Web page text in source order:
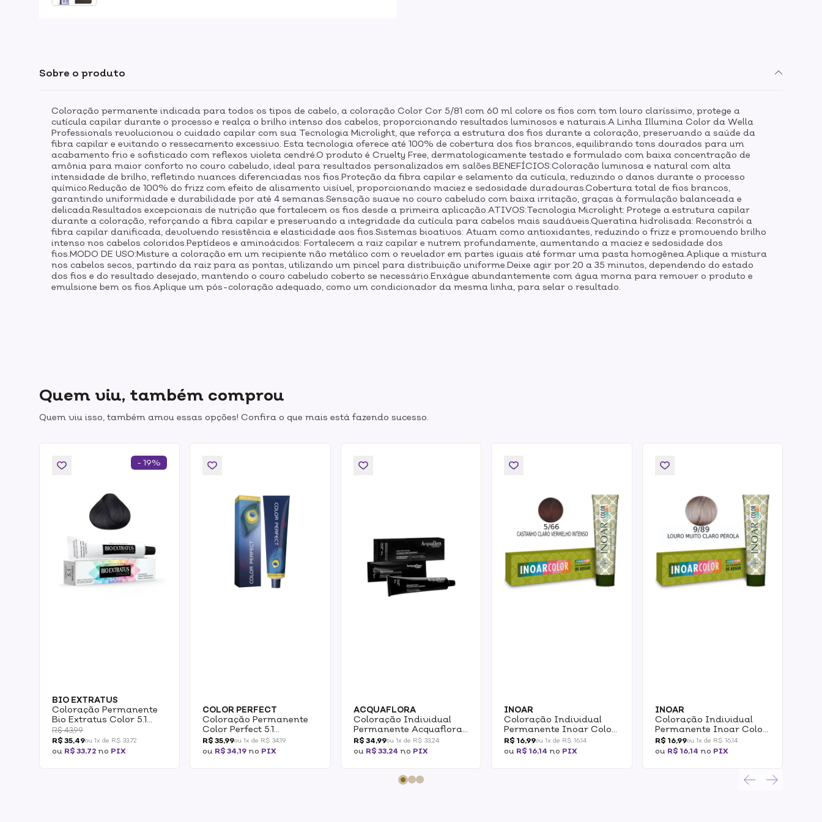
35 minutos, dependendo do estado dos fios e do resultado desejado, mantendo
o couro cabeludo coberto se necessário.Enxágue abundantemente com água
morna para remover o produto e emulsione bem os fios.Aplique um pós-
coloração adequado, como um condicionador da mesma linha, para selar o
resultado.
Sobre o produto
Coloração permanente indicada para todos os tipos de cabelo, a coloração Color Cor 5/81 com 60 ml colore os fios com tom louro claríssimo, protege a
cutícula capilar durante o processo e realça o brilho intenso dos cabelos, proporcionando resultados luminosos e naturais.A Linha Illumina Color da Wella
Professionals revolucionou o cuidado capilar com sua Tecnologia Microlight, que reforça a estrutura dos fios durante a coloração, preservando a saúde da
fibra capilar e evitando o ressecamento excessivo. Esta tecnologia oferece até 100% de cobertura dos fios brancos, equilibrando tons dourados para um
acabamento frio e sofisticado com reflexos violeta cendré.O produto é Cruelty Free, dermatologicamente testado e formulado com baixa concentração de
amônia para maior conforto no couro cabeludo, ideal para resultados personalizados em salões.BENEFÍCIOS:Coloração luminosa e natural com alta
intensidade de brilho, refletindo nuances diferenciadas nos fios.Proteção da fibra capilar e selamento da cutícula, reduzindo o danos durante o processo
químico.Redução de 100% do frizz com efeito de alisamento visível, proporcionando maciez e sedosidade duradouras.Cobertura total de fios brancos,
garantindo uniformidade e durabilidade por até 4 semanas.Sensação suave no couro cabeludo com baixa irritação, graças à formulação balanceada e
delicada.Resultados excepcionais de nutrição que fortalecem os fios desde a primeira aplicação.ATIVOS:Tecnologia Microlight: Protege a estrutura capilar
durante a coloração, reforçando a fibra capilar e preservando a integridade da cutícula para cabelos mais saudáveis.Queratina hidrolisada: Reconstrói a
fibra capilar danificada, devolvendo resistência e elasticidade aos fios.Sistemas bioativos: Atuam como antioxidantes, reduzindo o frizz e promovendo brilho
intenso nos cabelos coloridos.Peptídeos e aminoácidos: Fortalecem a raiz capilar e nutrem profundamente, aumentando a maciez e sedosidade dos
fios.MODO DE USO:Misture a coloração em um recipiente não metálico com o revelador em partes iguais até formar uma pasta homogênea.Aplique a mistura
nos cabelos secos, partindo da raiz para as pontas, utilizando um pincel para distribuição uniforme.Deixe agir por 20 a 35 minutos, dependendo do estado
dos fios e do resultado desejado, mantendo o couro cabeludo coberto se necessário.Enxágue abundantemente com água morna para remover o produto e
emulsione bem os fios.Aplique um pós-coloração adequado, como um condicionador da mesma linha, para selar o resultado.
Quem viu, também comprou
Quem viu isso, também amou essas opções! Confira o que mais está fazendo sucesso.
BIO EXTRATUS
Coloração Permanente
Bio Extratus Color 5.1
Castanho Claro
Acinzentado 60ml
R$ 43,99
R$ 35,49ou 1x de R$ 33,72
ou R$ 33,72 no PIX
- 19%
COLOR PERFECT
Coloração Permanente
Color Perfect 5.1
Castanho Claro
Acinzentado 60g
R$ 35,99ou 1x de R$ 34,19
ou R$ 34,19 no PIX
ACQUAFLORA
Coloração Individual
Permanente Acquaflora
5.1 Castanho Claro
Acinzentado 60g
R$ 34,99ou 1x de R$ 33,24
ou R$ 33,24 no PIX
INOAR
Coloração Individual
Permanente Inoar Color
System - 5.66 Castanho
Claro Vermelho Intenso
R$ 16,99ou 1x de R$ 16,14
ou R$ 16,14 no PIX
INOAR
Coloração Individual
Permanente Inoar Color
System - 9/89 Louro
Muito Claro Pérola 1un
R$ 16,99ou 1x de R$ 16,14
ou R$ 16,14 no PIX